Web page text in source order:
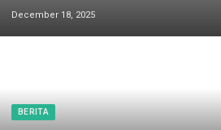
December 18, 2025
BERITA